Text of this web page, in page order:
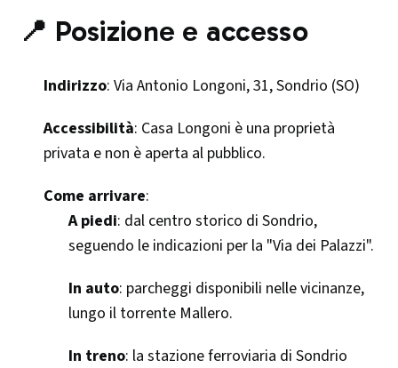
📍 Posizione e accesso
Indirizzo: Via Antonio Longoni, 31, Sondrio (SO)​
Accessibilità: Casa Longoni è una proprietà
privata e non è aperta al pubblico.​
Come arrivare:
A piedi: dal centro storico di Sondrio,
seguendo le indicazioni per la "Via dei Palazzi".
In auto: parcheggi disponibili nelle vicinanze,
lungo il torrente Mallero.
In treno: la stazione ferroviaria di Sondrio